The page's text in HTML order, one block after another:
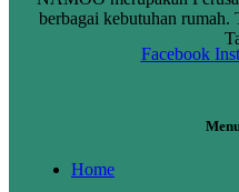
berbagai kebutuhan rumah.
Facebook
Home